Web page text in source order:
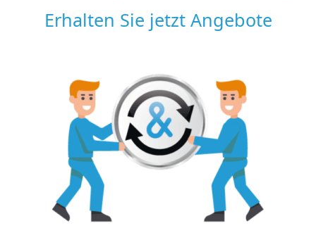
Erhalten Sie jetzt Angebote